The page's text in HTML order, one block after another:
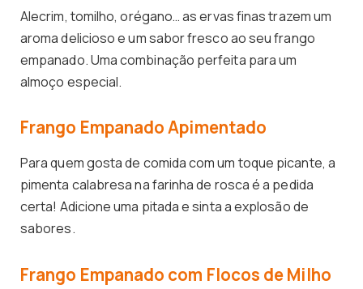
Alecrim, tomilho, orégano… as ervas finas trazem um
aroma delicioso e um sabor fresco ao seu frango
empanado. Uma combinação perfeita para um
almoço especial.
Frango Empanado Apimentado
Para quem gosta de comida com um toque picante, a
pimenta calabresa na farinha de rosca é a pedida
certa! Adicione uma pitada e sinta a explosão de
sabores.
Frango Empanado com Flocos de Milho